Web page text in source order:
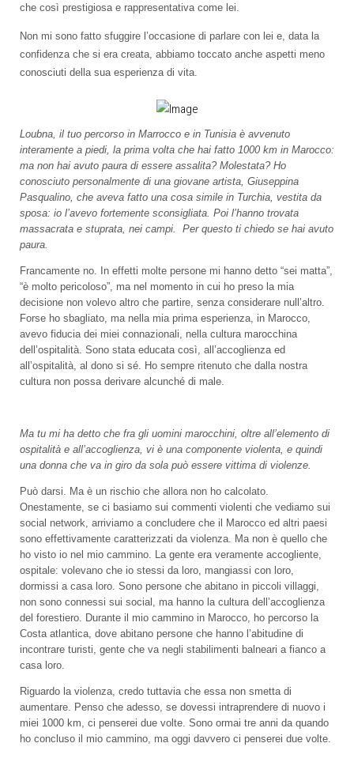
che così prestigiosa e rappresentativa come lei.
Non mi sono fatto sfuggire l’occasione di parlare con lei e, data la
confidenza che si era creata, abbiamo toccato anche aspetti meno
conosciuti della sua esperienza di vita.
Loubna, il tuo percorso in Marrocco e in Tunisia è avvenuto
interamente a piedi, la prima volta che hai fatto 1000 km in Marocco:
ma non hai avuto paura di essere assalita? Molestata? Ho
conosciuto personalmente di una giovane artista, Giuseppina
Pasqualino, che aveva fatto una cosa simile in Turchia, vestita da
sposa: io l’avevo fortemente sconsigliata. Poi l’hanno trovata
massacrata e stuprata, nei campi. Per questo ti chiedo se hai avuto
paura.
Francamente no. In effetti molte persone mi hanno detto “sei matta”,
“è molto pericoloso”, ma nel momento in cui ho preso la mia
decisione non volevo altro che partire, senza considerare null’altro.
Forse ho sbagliato, ma nella mia prima esperienza, in Marocco,
avevo fiducia dei miei connazionali, nella cultura marocchina
dell’ospitalità. Sono stata educata così, all’accoglienza ed
all’ospitalità, al dono si sé. Ho sempre ritenuto che dalla nostra
cultura non possa derivare alcunché di male.
Ma tu mi ha detto che fra gli uomini marocchini, oltre all’elemento di
ospitalità e all’accoglienza, vi è una componente violenta, e quindi
una donna che va in giro da sola può essere vittima di violenze.
Può darsi. Ma è un rischio che allora non ho calcolato.
Onestamente, se ci basiamo sui commenti violenti che vediamo sui
social network, arriviamo a concludere che il Marocco ed altri paesi
sono effettivamente caratterizzati da violenza. Ma non è quello che
ho visto io nel mio cammino. La gente era veramente accogliente,
ospitale: volevano che io stessi da loro, mangiassi con loro,
dormissi a casa loro. Sono persone che abitano in piccoli villaggi,
non sono connessi sui social, ma hanno la cultura dell’accoglienza
del forestiero. Durante il mio cammino in Marocco, ho percorso la
Costa atlantica, dove abitano persone che hanno l’abitudine di
incontrare turisti, gente che va negli stabilimenti balneari a fianco a
casa loro.
Riguardo la violenza, credo tuttavia che essa non smetta di
aumentare. Penso che adesso, se dovessi intraprendere di nuovo i
miei 1000 km, ci penserei due volte. Sono ormai tre anni da quando
ho concluso il mio cammino, ma oggi davvero ci penserei due volte.